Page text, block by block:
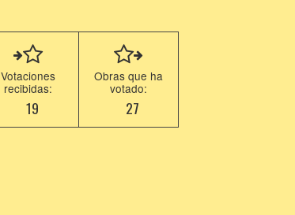
Votaciones
recibidas:
19
Obras que ha
votado:
27